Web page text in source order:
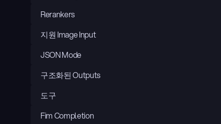
Rerankers
지원 Image Input
JSON Mode
구조화된 Outputs
도구
Fim Completion